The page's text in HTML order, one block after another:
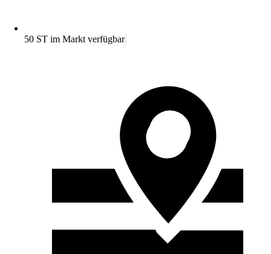
50 ST im Markt verfügbar